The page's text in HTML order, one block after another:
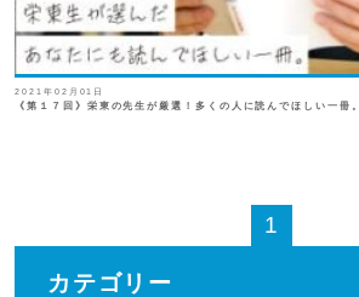
2021年02月01日
《第１７回》栄東の先生が厳選！多くの人に読んでほしい一冊。
1
カテゴリー